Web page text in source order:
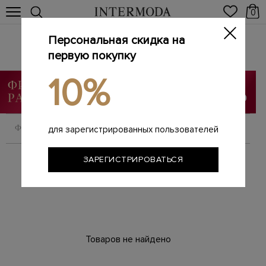
0
Женская одежда
Главная / Женщинам
ФИЛЬТРОВАТЬ СОРТИРОВАТЬ
Товаров не найдено
Персональная скидка на
первую покупку
10%
для зарегистрированных пользователей
ЗАРЕГИСТРИРОВАТЬСЯ